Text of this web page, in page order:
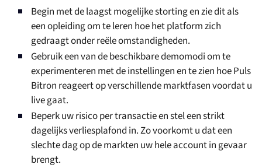
Begin met de laagst mogelijke storting en zie dit als
een opleiding om te leren hoe het platform zich
gedraagt onder reële omstandigheden.
Gebruik een van de beschikbare demomodi om te
experimenteren met de instellingen en te zien hoe Puls
Bitron reageert op verschillende marktfasen voordat u
live gaat.
Beperk uw risico per transactie en stel een strikt
dagelijks verliesplafond in. Zo voorkomt u dat een
slechte dag op de markten uw hele account in gevaar
brengt.